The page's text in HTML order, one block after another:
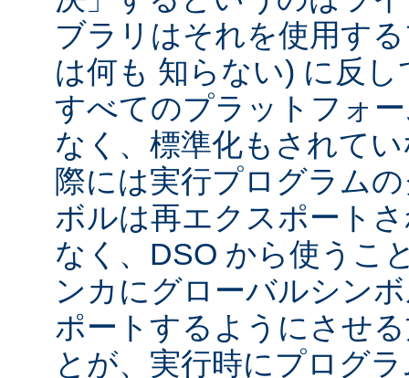
ブラリはそれを使用す
は何も 知らない) に反
すべてのプラットフォ
なく、標準化もされて
際には実行プログラム
ボルは再エクスポート
なく、DSO から使うこ
ンカにグローバルシン
ポートするようにさせ
とが、実行時にプログ